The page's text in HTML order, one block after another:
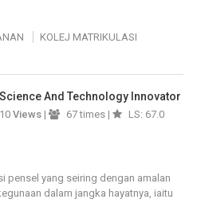
KOLEJ MATRIKULASI
Science And Technology Innovator
10 Views | 67 times |
LS: 67.0
pensel yang seiring dengan amalan
dalam jangka hayatnya, iaitu